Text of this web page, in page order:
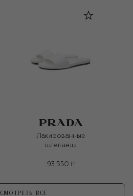
Лакированные
шлепанцы
93 550 ₽
СМОТРЕТЬ ВСЕ